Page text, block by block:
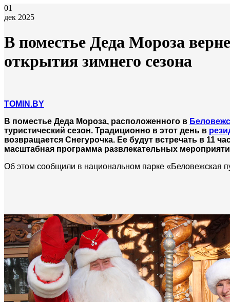
01
дек 2025
В поместье Деда Мороза
открытия зимнего сезона
TOMIN.BY
В поместье Деда Мороза, расположенного в
туристический сезон. Традиционно в этот день в
возвращается Снегурочка. Ее будут встречать в 11
масштабная программа развлекательных
Об этом сообщили в национальном парке «Беловежская